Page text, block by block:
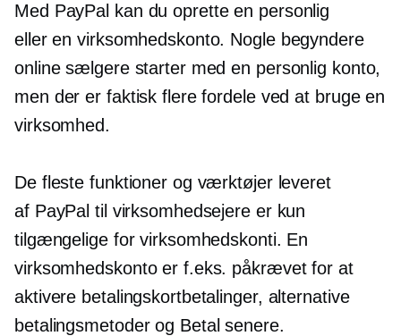
Med PayPal kan du oprette en personlig
eller en virksomhedskonto. Nogle begyndere
online sælgere starter med en personlig konto,
men der er faktisk flere fordele ved at bruge en
virksomhed.
De fleste funktioner og værktøjer leveret
af PayPal til virksomhedsejere er kun
tilgængelige for virksomhedskonti. En
virksomhedskonto er f.eks. påkrævet for at
aktivere betalingskortbetalinger, alternative
betalingsmetoder og Betal senere.